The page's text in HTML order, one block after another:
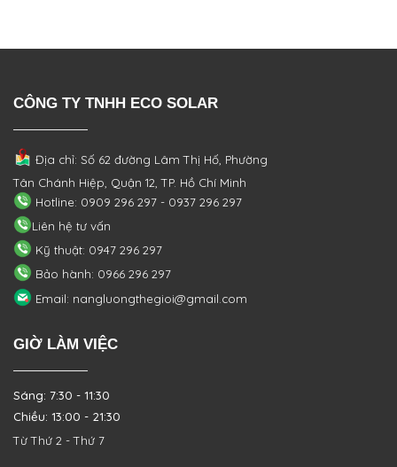
CÔNG TY TNHH ECO SOLAR
Địa chỉ: Số 62 đường Lâm Thị Hố, Phường
Tân Chánh Hiệp, Quận 12, TP. Hồ Chí Minh
Hotline: 0909 296 297 - 0937 296 297
Liên hệ tư vấn
Kỹ thuật: 0947 296 297
Bảo hành: 0966 296 297
Email: nangluongthegioi@gmail.com
GIỜ LÀM VIỆC
Sáng: 7:30 - 11:30
Chiều: 13:00 - 21:30
Từ Thứ 2 - Thứ 7